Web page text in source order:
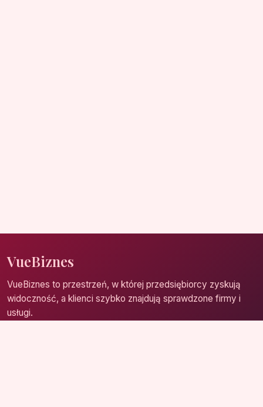
VueBiznes
VueBiznes to przestrzeń, w której przedsiębiorcy zyskują
widoczność, a klienci szybko znajdują sprawdzone firmy i
usługi.